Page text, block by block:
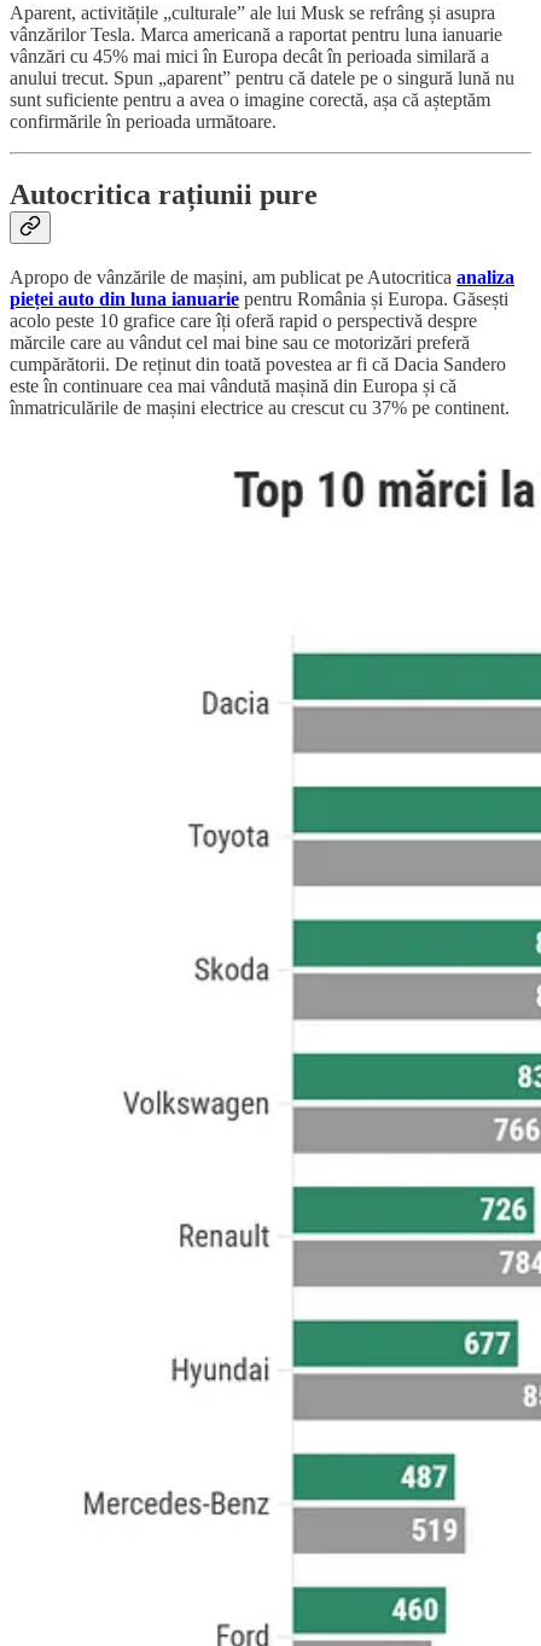
Aparent, activitățile „culturale” ale lui Musk se refrâng și asupra
vânzărilor Tesla. Marca americană a raportat pentru luna ianuarie
vânzări cu 45% mai mici în Europa decât în perioada similară a
anului trecut. Spun „aparent” pentru că datele pe o singură lună nu
sunt suficiente pentru a avea o imagine corectă, așa că așteptăm
confirmările în perioada următoare.
Autocritica rațiunii pure
Apropo de vânzările de mașini, am publicat pe Autocritica analiza
pieței auto din luna ianuarie pentru România și Europa. Găsești
acolo peste 10 grafice care îți oferă rapid o perspectivă despre
mărcile care au vândut cel mai bine sau ce motorizări preferă
cumpărătorii. De reținut din toată povestea ar fi că Dacia Sandero
este în continuare cea mai vândută mașină din Europa și că
înmatriculările de mașini electrice au crescut cu 37% pe continent.